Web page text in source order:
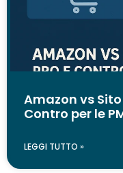
Amazon vs
Contro per le
LEGGI TUTTO »